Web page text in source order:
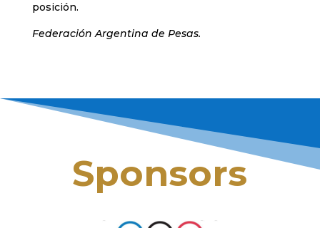
posición.
Federación Argentina de Pesas.
Sponsors